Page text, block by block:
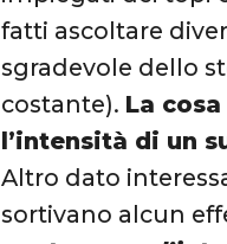
fatti ascoltare
sgradevole dello
costante). La
l’intensità di un
Altro dato
sortivano alcun